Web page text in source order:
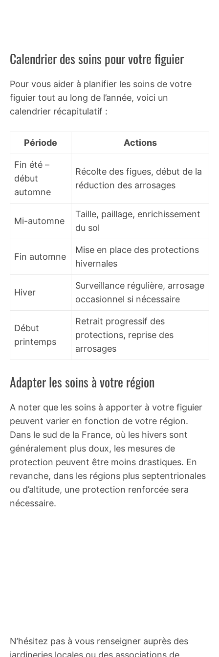
Calendrier des soins pour votre figuier
Pour vous aider à planifier les soins de votre
figuier tout au long de l’année, voici un
calendrier récapitulatif :
Période Actions
Fin été –
début
automne
Récolte des figues, début de la
réduction des arrosages
Mi-automne
Taille, paillage, enrichissement
du sol
Fin automne
Mise en place des protections
hivernales
Hiver
Surveillance régulière, arrosage
occasionnel si nécessaire
Début
printemps
Retrait progressif des
protections, reprise des
arrosages
Adapter les soins à votre région
A noter que les soins à apporter à votre figuier
peuvent varier en fonction de votre région.
Dans le sud de la France, où les hivers sont
généralement plus doux, les mesures de
protection peuvent être moins drastiques. En
revanche, dans les régions plus septentrionales
ou d’altitude, une protection renforcée sera
nécessaire.
N’hésitez pas à vous renseigner auprès des
jardineries locales ou des associations de